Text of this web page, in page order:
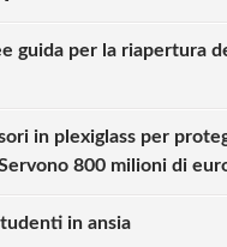
guida per la riapertura
in plexiglass per
800 milioni di
in ansia